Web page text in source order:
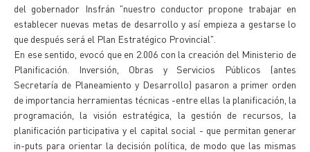
del gobernador Insfrán "nuestro conductor propone trabajar en
establecer nuevas metas de desarrollo y así empieza a gestarse lo
que después será el Plan Estratégico Provincial".
En ese sentido, evocó que en 2.006 con la creación del Ministerio de
Planificación. Inversión, Obras y Servicios Públicos (antes
Secretaría de Planeamiento y Desarrollo) pasaron a primer orden
de importancia herramientas técnicas -entre ellas la planificación, la
programación, la visión estratégica, la gestión de recursos, la
planificación participativa y el capital social - que permitan generar
in-puts para orientar la decisión política, de modo que las mismas